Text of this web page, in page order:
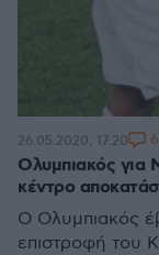
Ολυμπιακός για
κέντρο
Ο Ολυμπιακός
επιστροφή του
26.05.2020, 17:20 6